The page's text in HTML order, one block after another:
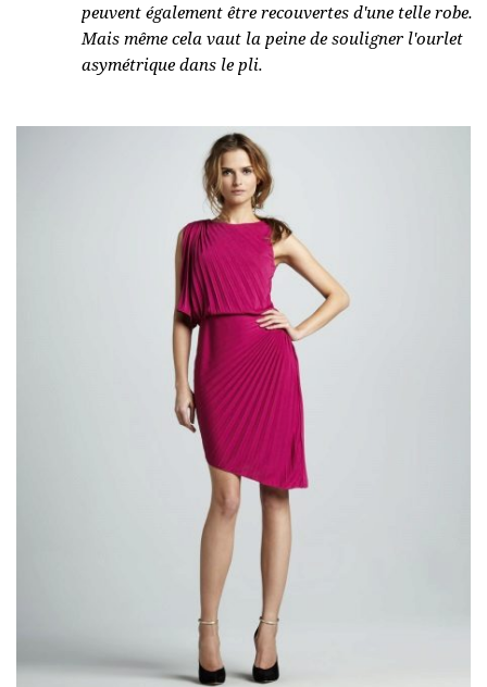
peuvent également être recouvertes d'une telle robe.
Mais même cela vaut la peine de souligner l'ourlet
asymétrique dans le pli.